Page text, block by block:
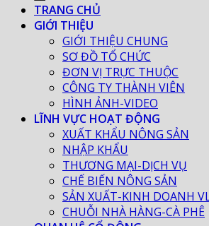
TRANG CHỦ
GIỚI THIỆU
GIỚI THIỆU CHUNG
SƠ ĐỒ TỔ CHỨC
ĐƠN VỊ TRỰC THUỘC
CÔNG TY THÀNH VIÊN
HÌNH ẢNH-VIDEO
LĨNH VỰC HOẠT ĐỘNG
XUẤT KHẨU NÔNG SẢN
NHẬP KHẨU
THƯƠNG MẠI-DỊCH VỤ
CHẾ BIẾN NÔNG SẢN
SẢN XUẤT-KINH DOANH
CHUỖI NHÀ HÀNG-CÀ PHÊ